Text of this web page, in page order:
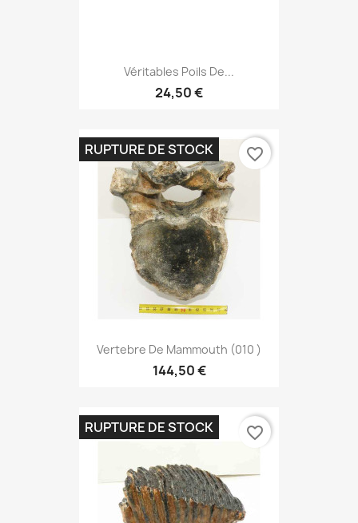
Véritables Poils De...
24,50 €
Vertebre De Mammouth (010 )
144,50 €
RUPTURE DE STOCK favorite_border
RUPTURE DE STOCK favorite_border